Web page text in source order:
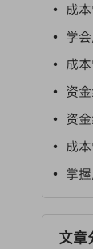
• 成
• 成
• 掌
文章